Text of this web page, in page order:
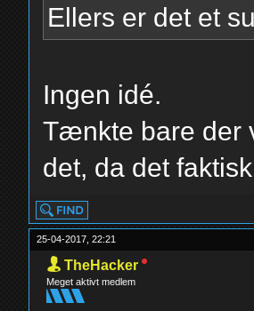
Ellers er det et
Ingen idé.
Tænkte bare der
det, da det
25-04-2017, 22:21
TheHacker
Meget aktivt medlem